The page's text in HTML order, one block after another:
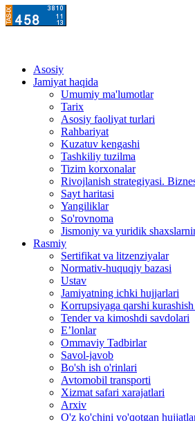
Asosiy
Jamiyat haqida
Umumiy ma'lumotlar
Tarix
Asosiy faoliyat turlari
Rahbariyat
Kuzatuv kengashi
Tashkiliy tuzilma
Tizim korxonalar
Rivojlanish strategiyasi.
Sayt haritasi
Yangiliklar
So'rovnoma
Jismoniy va yuridik
Rasmiy
Sertifikat va litzenziyalar
Normativ-huquqiy bazasi
Ustav
Jamiyatning ichki hujjarlari
Korrupsiyaga qarshi
Tender va kimoshdi savdolari
E’lonlar
Ommaviy Tadbirlar
Savol-javob
Bo'sh ish o'rinlari
Avtomobil transporti
Xizmat safari xarajatlari
Arxiv
O'z ko'chini yo'qotgan